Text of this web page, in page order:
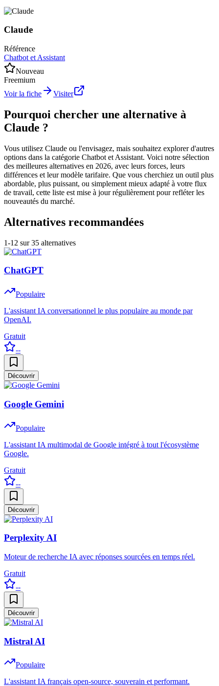
Claude
Référence
Chatbot et Assistant
Nouveau
Freemium
Voir la fiche
Visiter
Pourquoi chercher une alternative à
Claude ?
Vous utilisez Claude ou l'envisagez, mais souhaitez explorer d'autres
options dans la catégorie Chatbot et Assistant. Voici notre sélection
des meilleures alternatives en 2026, avec leurs forces, leurs
différences et leur modèle tarifaire. Que vous cherchiez un outil plus
abordable, plus puissant, ou simplement mieux adapté à votre flux
de travail, cette liste est mise à jour régulièrement pour refléter les
nouveautés du marché.
Alternatives recommandées
1-12 sur 35 alternatives
ChatGPT
Populaire
L'assistant IA conversationnel le plus populaire au monde par
OpenAI.
Gratuit
--
Découvrir
Google Gemini
Populaire
L'assistant IA multimodal de Google intégré à tout l'écosystème
Google.
Gratuit
--
Découvrir
Perplexity AI
Moteur de recherche IA avec réponses sourcées en temps réel.
Gratuit
--
Découvrir
Mistral AI
Populaire
L'assistant IA français open-source, souverain et performant.